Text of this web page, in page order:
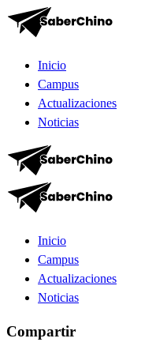
Inicio
Campus
Actualizaciones
Noticias
Inicio
Campus
Actualizaciones
Noticias
Compartir